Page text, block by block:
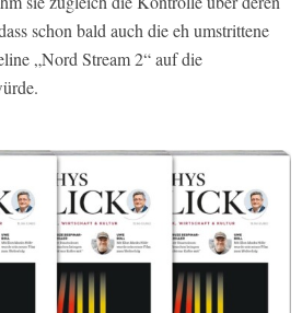
schon bald auch die eh umstrittene
„Nord Stream 2“ auf die